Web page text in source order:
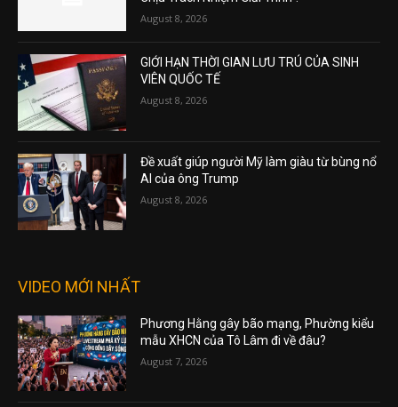
August 8, 2026
GIỚI HẠN THỜI GIAN LƯU TRÚ CỦA SINH
VIÊN QUỐC TẾ
August 8, 2026
Đề xuất giúp người Mỹ làm giàu từ bùng nổ
AI của ông Trump
August 8, 2026
VIDEO MỚI NHẤT
Phương Hằng gây bão mạng, Phường kiểu
mẫu XHCN của Tô Lâm đi về đâu?
August 7, 2026